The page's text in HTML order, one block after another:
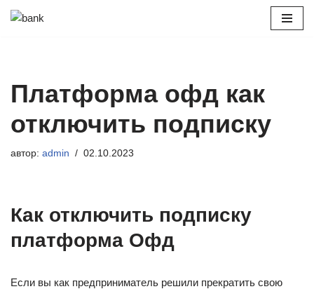
Платформа офд как
отключить подписку
автор: admin 02.10.2023
Как отключить подписку
платформа Офд
Если вы как предприниматель решили прекратить свою